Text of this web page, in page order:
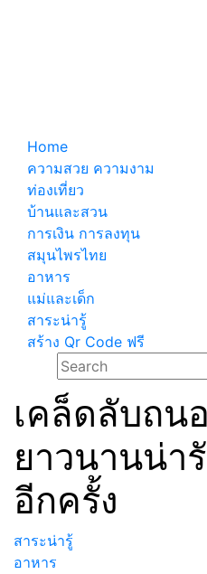
Home
ความสวย ความงาม
ท่องเที่ยว
บ้านและสวน
การเงิน การลงทุน
สมุนไพรไทย
อาหาร
แม่และเด็ก
สาระน่ารู้
สร้าง Qr Code ฟรี
เคล็ดลับถน
ยาวนานน่า
อีกครั้ง
สาระน่ารู้
อาหาร